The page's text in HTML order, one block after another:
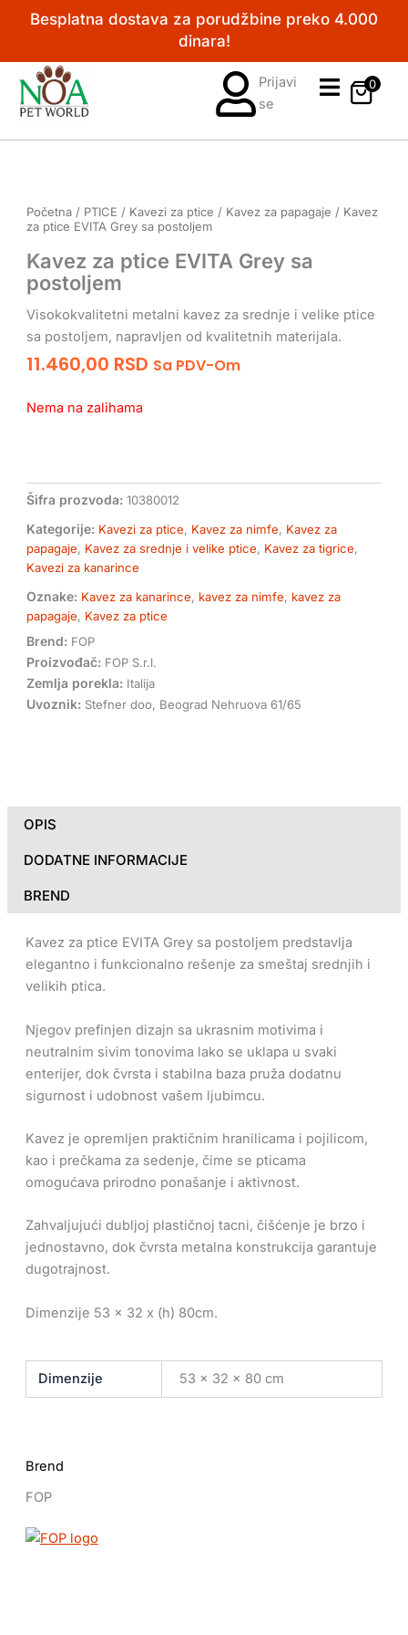
PređiBesplatna dostava za porudžbine preko 4.000
dinara!
Prijavi
se
0
Početna / PTICE / Kavezi za ptice / Kavez za papagaje / Kavez
za ptice EVITA Grey sa postoljem
Kavez za ptice EVITA Grey sa
postoljem
Visokokvalitetni metalni kavez za srednje i velike ptice
sa postoljem, napravljen od kvalitetnih materijala.
11.460,00 RSD Sa PDV-Om
Nema na zalihama
Šifra prozvoda:10380012
Kategorije: Kavezi za ptice, Kavez za nimfe, Kavez za
papagaje, Kavez za srednje i velike ptice, Kavez za tigrice,
Kavezi za kanarince
Oznake: Kavez za kanarince, kavez za nimfe, kavez za
papagaje, Kavez za ptice
Brend: FOP
Proizvođač: FOP S.r.l.
Zemlja porekla: Italija
Uvoznik: Stefner doo, Beograd Nehruova 61/65
OPIS
DODATNE INFORMACIJE
BREND
Kavez za ptice EVITA Grey sa postoljem predstavlja
elegantno i funkcionalno rešenje za smeštaj srednjih i
velikih ptica.
Njegov prefinjen dizajn sa ukrasnim motivima i
neutralnim sivim tonovima lako se uklapa u svaki
enterijer, dok čvrsta i stabilna baza pruža dodatnu
sigurnost i udobnost vašem ljubimcu.
Kavez je opremljen praktičnim hranilicama i pojilicom,
kao i prečkama za sedenje, čime se pticama
omogućava prirodno ponašanje i aktivnost.
Zahvaljujući dubljoj plastičnoj tacni, čišćenje je brzo i
jednostavno, dok čvrsta metalna konstrukcija garantuje
dugotrajnost.
Dimenzije 53 x 32 x (h) 80cm.
Dimenzije 53 × 32 × 80 cm
Brend
FOP